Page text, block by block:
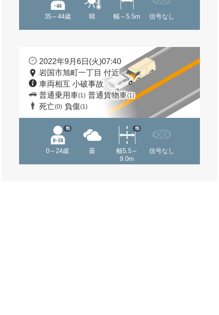
35～44歳 晴 幅～5.5m 信号なし
2022年9月6日(火)07:40
岩国市旭町一丁目 付近
車両相互 小破事故
普通乗用車(1) 普通貨物車(1)
死亡(0) 負傷(1)
0～24歳
他
曇
幅5.5～
9.0m
他
信号なし